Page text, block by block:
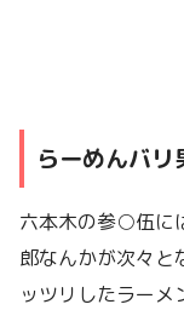
らーめんバリ
六本木の参○伍に
郎なんかが次々と
ッツリしたラー